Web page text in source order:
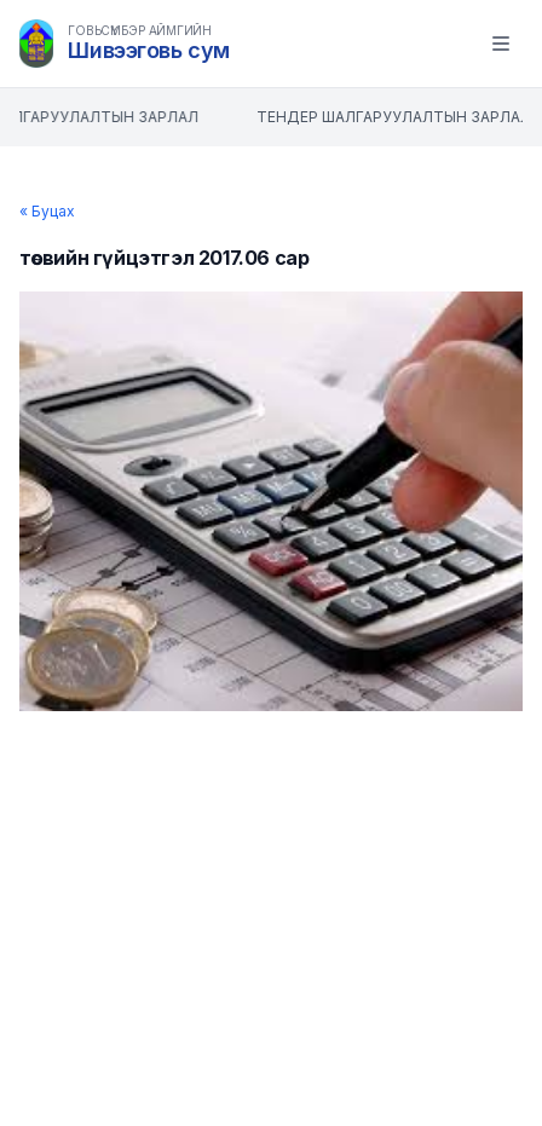
ГОВЬСҮМБЭР АЙМГИЙН
Шивээговь сум Open
ЗАРЛАЛ ТЕНДЕР ШАЛГАРУУЛАЛТЫН ЗАРЛАЛ
« Буцах
төсвийн гүйцэтгэл 2017.06 сар